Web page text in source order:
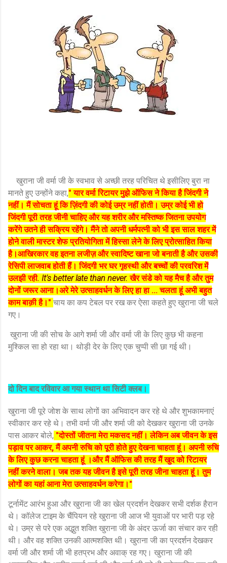
खुराना जी वर्मा जी के स्वभाव से अच्छी तरह परिचित थे इसीलिए बुरा ना
मानते हुए उन्होंने कहा," यार वर्मा रिटायर मुझे ऑफिस ने किया है जिंदगी ने
नहीं। मैं सोचता हूं कि ज़िंदगी की कोई उम्र नहीं होती। उम्र कोई भी हो
जिंदगी पूरी तरह जीनी चाहिए और यह शरीर और मस्तिष्क जितना उपयोग
करेंगे उतने ही सक्रिय रहेंगे। मैंने तो अपनी धर्मपत्नी को भी इस साल शहर में
होने वाली मास्टर शेफ प्रतियोगिता में हिस्सा लेने के लिए प्रोत्साहित किया
है।आखिरकार वह इतना लजीज़ और स्वादिष्ट खाना जो बनाती है और उसकी
रेसिपी लाजवाब होती हैं। जिंदगी भर घर गृहस्थी और बच्चों की परवरिश में
उलझी रही. It's better late than never. खैर संडे को यह मैच है और तुम
दोनों जरूर आना।अरे मेरे उत्साहवर्धन के लिए हा हा ... चलता हूं अभी बहुत
काम बाक़ी है।" चाय का कप टेबल पर रख कर ऐसा कहते हुए खुराना जी चले
गए।
खुराना जी की सोच के आगे शर्मा जी और वर्मा जी के लिए कुछ भी कहना
मुश्किल सा हो रहा था। थोड़ी देर के लिए एक चुप्पी सी छा गई थी।
दो दिन बाद रविवार आ गया स्थान था सिटी क्लब।
खुराना जी पूरे जोश के साथ लोगों का अभिवादन कर रहे थे और शुभकामनाएं
स्वीकार कर रहे थे। तभी वर्मा जी और शर्मा जी को देखकर खुराना जी उनके
पास आकर बोले, "दोस्तों जीतना मेरा मकसद नहीं। लेकिन अब जीवन के इस
पड़ाव पर आकर, मैं अपनी रुचि को पूरी होते हुए देखना चाहता हूं। अपनी रुचि
के लिए कुछ करना चाहता हूं ।और मैं ऑफिस की तरह मैं खुद को रिटायर
नहीं करने वाला। जब तक यह जीवन है इसे पूरी तरह जीना चाहता हूं। तुम
लोगों का यहां आना मेरा उत्साहवर्धन करेगा।"
टूर्नामेंट आरंभ हुआ और खुराना जी का खेल प्रदर्शन देखकर सभी दर्शक हैरान
थे। कॉलेज टाइम के चैंपियन रहे खुराना जी आज भी युवाओं पर भारी पड़ रहे
थे। उम्र से परे एक अद्भुत शक्ति खुराना जी के अंदर ऊर्जा का संचार कर रही
थी। और वह शक्ति उनकी आत्मशक्ति थी। खुराना जी का प्रदर्शन देखकर
वर्मा जी और शर्मा जी भी हतप्रभ और अवाक् रह गए। खुराना जी की